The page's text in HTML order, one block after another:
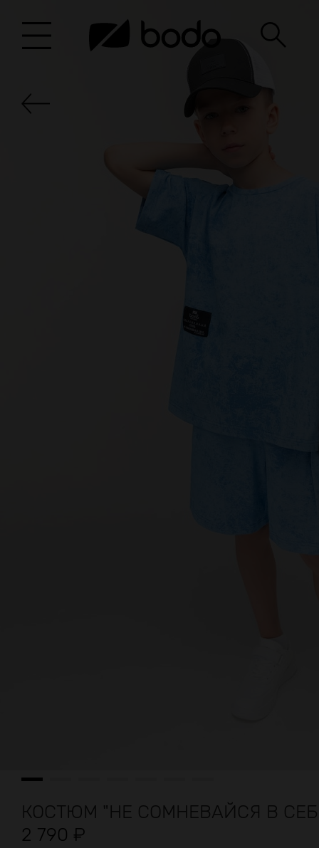
КОСТЮМ "НЕ СОМНЕВАЙСЯ В
2 790 ₽